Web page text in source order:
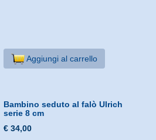
Aggiungi al carrello
Bambino seduto al falò Ulrich
serie 8 cm
€ 34,00